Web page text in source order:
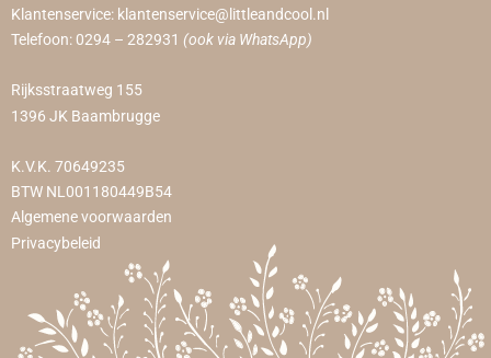
Klantenservice: klantenservice@littleandcool.nl
Telefoon: 0294 – 282931 (ook via WhatsApp)
Rijksstraatweg 155
1396 JK Baambrugge
K.V.K. 70649235
BTW NL001180449B54
Algemene voorwaarden
Privacybeleid